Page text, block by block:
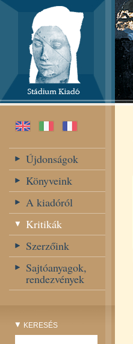
Újdonságok
Könyveink
A kiadóról
Kritikák
Szerzőink
Sajtóanyagok,
rendezvények
KERESÉS